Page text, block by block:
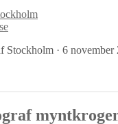
Stockholm · 6 november